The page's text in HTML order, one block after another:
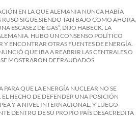
EN LA QUE ALEMANIA NUNCA HABÍA
RUSO SIGUE SIENDO TAN BAJO COMO AHORA,
ESCASEZ DE GAS”, DIJO HABECK. LA
HUBO UN CONSENSO POLÍTICO
Y ENCONTRAR OTRAS FUENTES DE ENERGÍA.
QUE IBA A REABRIR LAS CENTRALES O
MOSTRARON DEFRAUDADOS,
QUE LA ENERGÍA NUCLEAR NO SE
HECHO DE DEFENDER UNA POSICIÓN
Y A NIVEL INTERNACIONAL, Y LUEGO
DENTRO DE SU PROPIO PAÍS DESACREDITA